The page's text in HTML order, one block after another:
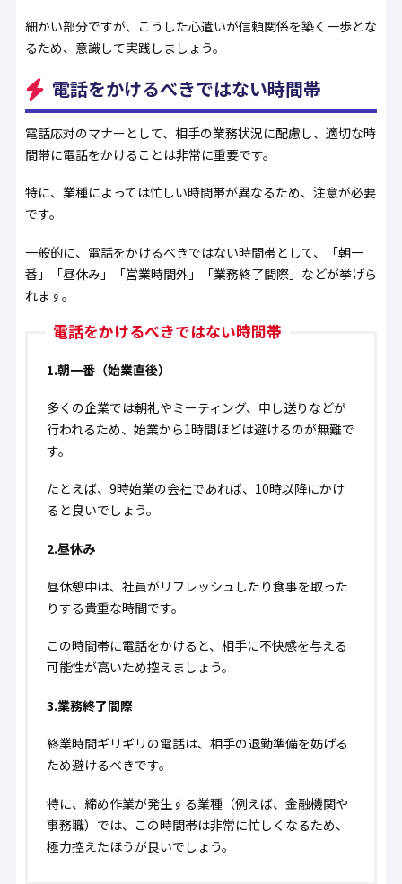
細かい部分ですが、こうした心遣いが信頼関係を築く一歩とな
るため、意識して実践しましょう。
電話をかけるべきではない時間帯
電話応対のマナーとして、相手の業務状況に配慮し、適切な時
間帯に電話をかけることは非常に重要です。
特に、業種によっては忙しい時間帯が異なるため、注意が必要
です。
一般的に、電話をかけるべきではない時間帯として、「朝一
番」「昼休み」「営業時間外」「業務終了間際」などが挙げら
れます。
電話をかけるべきではない時間帯
1.朝一番（始業直後）
多くの企業では朝礼やミーティング、申し送りなどが
行われるため、始業から1時間ほどは避けるのが無難で
す。
たとえば、9時始業の会社であれば、10時以降にかけ
ると良いでしょう。
2.昼休み
昼休憩中は、社員がリフレッシュしたり食事を取った
りする貴重な時間です。
この時間帯に電話をかけると、相手に不快感を与える
可能性が高いため控えましょう。
3.業務終了間際
終業時間ギリギリの電話は、相手の退勤準備を妨げる
ため避けるべきです。
特に、締め作業が発生する業種（例えば、金融機関や
事務職）では、この時間帯は非常に忙しくなるため、
極力控えたほうが良いでしょう。